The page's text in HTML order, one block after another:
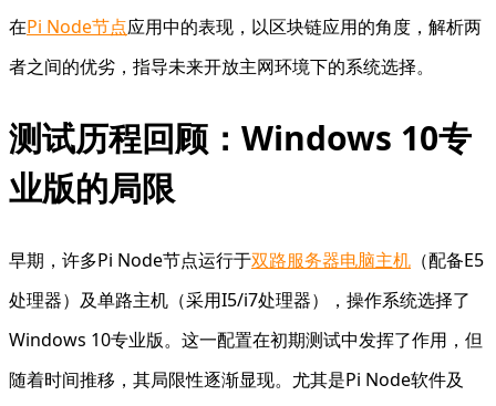
在Pi Node节点应用中的表现，以区块链应用的角度，解析两
者之间的优劣，指导未来开放主网环境下的系统选择。
测试历程回顾：Windows 10专
业版的局限
早期，许多Pi Node节点运行于双路服务器电脑主机 （配备E5
处理器）及单路主机（采用I5/i7处理器），操作系统选择了
Windows 10专业版。这一配置在初期测试中发挥了作用，但
随着时间推移，其局限性逐渐显现。尤其是Pi Node软件及